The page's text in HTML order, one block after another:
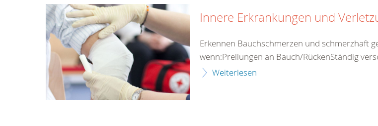
Innere Erkrankungen und
Erkennen Bauchschmerzen und schmerzhaft
wenn:Prellungen an Bauch/RückenStändig
Weiterlesen